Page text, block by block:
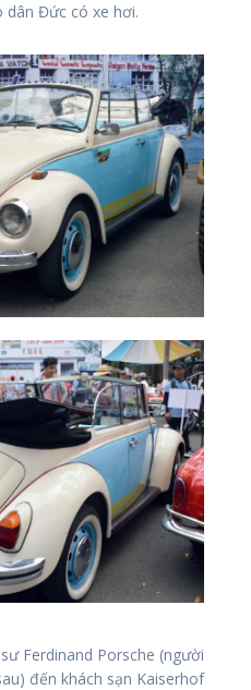
dân Đức có xe hơi.
Ferdinand Porsche (người
đến khách sạn Kaiserhof